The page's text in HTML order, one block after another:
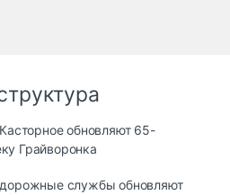
обновляют 65-
Грайворонка
службы обновляют